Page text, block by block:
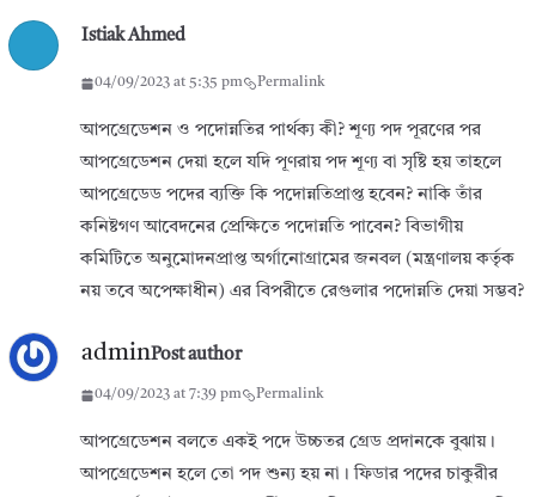
Istiak Ahmed
04/09/2023 at 5:35 pm Permalink
আপগ্রেডেশন ও পদোন্নতির পার্থক্য কী? শূণ্য পদ পূরণের পর
আপগ্রেডেশন দেয়া হলে যদি পূণরায় পদ শূণ্য বা সৃষ্টি হয় তাহলে
আপগ্রেডেড পদের ব্যক্তি কি পদোন্নতিপ্রাপ্ত হবেন? নাকি তাঁর
কনিষ্টগণ আবেদনের প্রেক্ষিতে পদোন্নতি পাবেন? বিভাগীয়
কমিটিতে অনুমোদনপ্রাপ্ত অর্গানোগ্রামের জনবল (মন্ত্রণালয় কর্তৃক
নয় তবে অপেক্ষাধীন) এর বিপরীতে রেগুলার পদোন্নতি দেয়া সম্ভব?
adminPost author
04/09/2023 at 7:39 pm Permalink
আপগ্রেডেশন বলতে একই পদে উচ্চতর গ্রেড প্রদানকে বুঝায়।
আপগ্রেডেশন হলে তো পদ শুন্য হয় না। ফিডার পদের চাকুরীর